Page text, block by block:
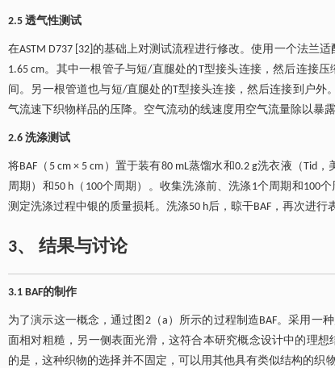
2.5 透气性测试
在ASTM D737 [32]的基础上对测试流程进行修改。使用一个法兰
1.65 cm。其中一根管子与短/直腿处的T型接头连接，然后连接
间。另一根管道也与短/直腿处的T型接头连接，然后连接到户外
气流速下织物样品的压降。空气流动的线速度用空气流量除以暴露
2.6 洗涤测试
将BAF（5 cm × 5 cm）置于装有80 mL蒸馏水和0.2 g洗衣液（Tid
周期）和50 h（100个周期）。收集洗涤前、洗涤1个周期和100
测定洗涤过程中银的质量损耗。洗涤50 h后，晾干BAF，再次进行
3、 结果与讨论
3.1 BAF的制作
为了演示这一概念，通过图2（a）所示的过程制造BAF。采用一
面相对粗糙，另一侧表面光滑，这符合本研究概念设计中的理
的是，这种织物的选择并不固定，可以用其他具有类似结构的